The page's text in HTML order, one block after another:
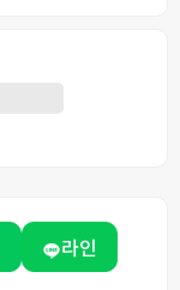
라인